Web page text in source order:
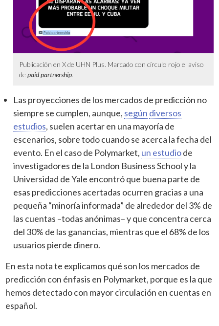
Publicación en X de UHN Plus. Marcado con círculo rojo el aviso
depaid partnership.
Las proyecciones de los mercados de predicción no
siempre se cumplen, aunque, según diversos
estudios, suelen acertar en una mayoría de
escenarios, sobre todo cuando se acerca la fecha del
evento. En el caso de Polymarket, un estudiode
investigadores de la London Business School y la
Universidad de Yale encontró que buena parte de
esas predicciones acertadas ocurren gracias a una
pequeña “minoría informada” de alrededor del 3% de
las cuentas –todas anónimas– y que concentra cerca
del 30% de las ganancias, mientras que el 68% de los
usuarios pierde dinero.
En esta nota te explicamos qué son los mercados de
predicción con énfasis en Polymarket, porque es la que
hemos detectado con mayor circulación en cuentas en
español.